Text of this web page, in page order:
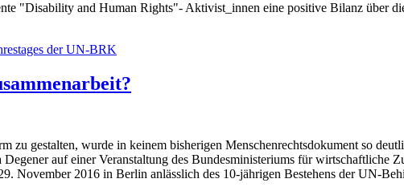
"Disability and Human Rights"- Aktivist_innen eine positive Bilanz über
der UN-BRK
zu gestalten, wurde in keinem bisherigen Menschenrechtsdokument so
auf einer Veranstaltung des Bundesministeriums für wirtschaftliche
2016 in Berlin anlässlich des 10-jährigen Bestehens der UN-